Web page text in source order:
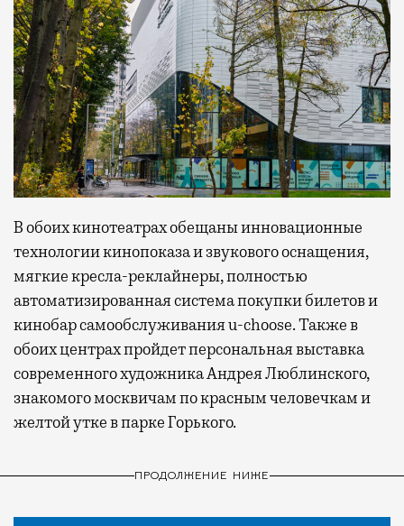
В обоих кинотеатрах обещаны инновационные
технологии кинопоказа и звукового оснащения,
мягкие кресла-реклайнеры, полностью
автоматизированная система покупки билетов и
кинобар самообслуживания u-choose. Также в
обоих центрах пройдет персональная выставка
современного художника Андрея Люблинского,
знакомого москвичам по красным человечкам и
желтой утке в парке Горького.
ПРОДОЛЖЕНИЕ НИЖЕ